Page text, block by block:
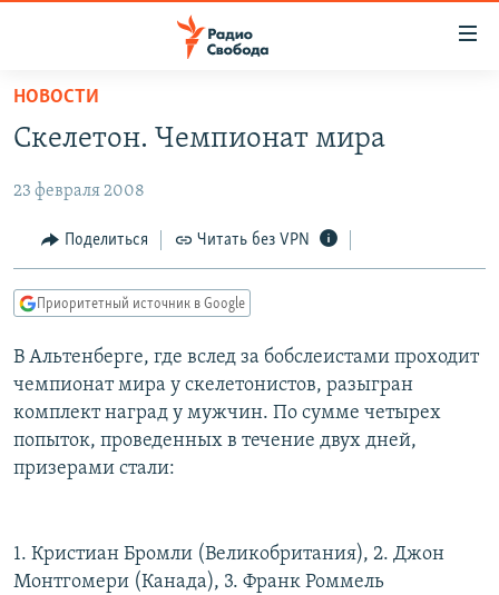
упрощенного
доступа
содержанию
Вернутся
навигации
Вернутся
поиску
АВТОРСКИЕ ПРОЕКТЫ
ЦИТАТЫ СВОБОДЫ
КУЛЬТУРА
IDEL.РЕАЛИИ
КАВКАЗ.РЕАЛИИ
СЕВЕР.РЕАЛИИ
СИБИРЬ.РЕАЛИИ
ПОДПИШИТЕСЬ НА РАССЫЛКУ
НОВОСТИ
Скелетон. Чемпионат мира
23 февраля 2008
Поделиться Читать без VPN
Приоритетный источник в Google
В Альтенберге, где вслед за бобслеистами проходит
чемпионат мира у скелетонистов, разыгран
комплект наград у мужчин. По сумме четырех
попыток, проведенных в течение двух дней,
призерами стали:
1. Кристиан Бромли (Великобритания), 2. Джон
Монтгомери (Канада), 3. Франк Роммель